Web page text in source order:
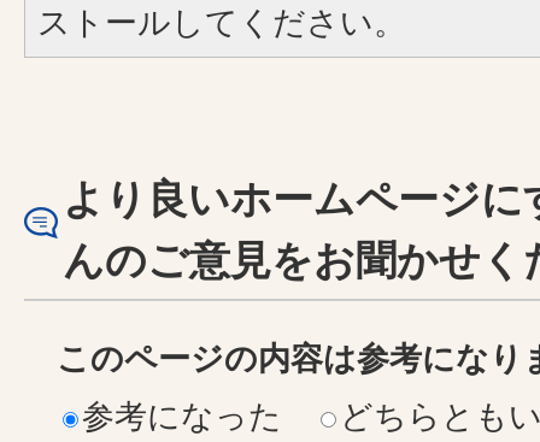
ストールしてください。
より良いホームページ
んのご意見をお聞かせく
このページの内容は参考になり
参考になった
どちらとも